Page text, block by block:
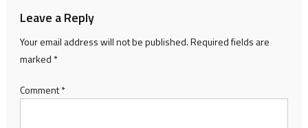
Leave a Reply
Your email address will not be published.Required fields are
marked *
Comment*